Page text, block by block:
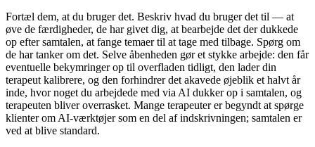
Fortæl dem, at du bruger det. Beskriv hvad du bruger det til — at
øve de færdigheder, de har givet dig, at bearbejde det der dukkede
op efter samtalen, at fange temaer til at tage med tilbage. Spørg om
de har tanker om det. Selve åbenheden gør et stykke arbejde: den får
eventuelle bekymringer op til overfladen tidligt, den lader din
terapeut kalibrere, og den forhindrer det akavede øjeblik et halvt år
inde, hvor noget du arbejdede med via AI dukker op i samtalen, og
terapeuten bliver overrasket. Mange terapeuter er begyndt at spørge
klienter om AI-værktøjer som en del af indskrivningen; samtalen er
ved at blive standard.